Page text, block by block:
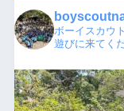
ボーイスカウ
遊びに来てく